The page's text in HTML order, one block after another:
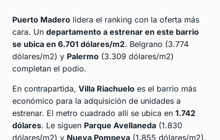
Puerto Madero lidera el ranking con la oferta más
cara. Un departamento a estrenar en este barrio
se ubica en 6.701 dólares/m2. Belgrano (3.774
dólares/m2) y Palermo (3.309 dólares/m2)
completan el podio.
En contrapartida, Villa Riachuelo es el barrio más
económico para la adquisición de unidades a
estrenar. El metro cuadrado allí se ubica en 1.742
dólares. Le siguen Parque Avellaneda (1.830
dólares(m2) y Nueva Pompeya (1.855 dólares/m2).